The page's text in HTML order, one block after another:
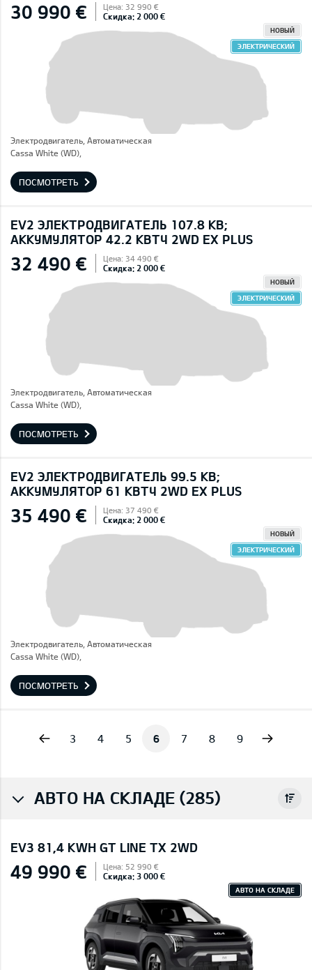
30 990 € Цена: 32 990 €
Скидка: 2 000 €
НОВЫЙ
ЭЛЕКТРИЧЕСКИЙ
Электродвигатель, Автоматическая
Cassa White (WD),
ПОСМОТРЕТЬ
EV2 ЭЛЕКТРОДВИГАТЕЛЬ 107.8 КВ;
AККУМУЛЯТОР 42.2 КВТЧ 2WD EX PLUS
32 490 € Цена: 34 490 €
Скидка: 2 000 €
НОВЫЙ
ЭЛЕКТРИЧЕСКИЙ
Электродвигатель, Автоматическая
Cassa White (WD),
ПОСМОТРЕТЬ
EV2 ЭЛЕКТРОДВИГАТЕЛЬ 99.5 КВ;
AККУМУЛЯТОР 61 КВТЧ 2WD EX PLUS
35 490 € Цена: 37 490 €
Скидка: 2 000 €
НОВЫЙ
ЭЛЕКТРИЧЕСКИЙ
Электродвигатель, Автоматическая
Cassa White (WD),
ПОСМОТРЕТЬ
3 4 5 6 7 8 9
АВТО НА СКЛАДЕ (285)
EV3 81,4 KWH GT LINE TX 2WD
49 990 € Цена: 52 990 €
Скидка: 3 000 €
АВТО НА СКЛАДЕ